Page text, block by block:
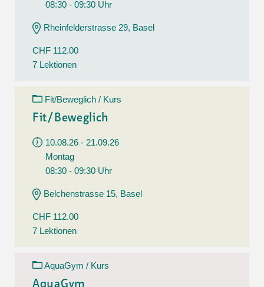
08:30 - 09:30 Uhr
Rheinfelderstrasse 29, Basel
CHF 112.00
7 Lektionen
Fit/Beweglich / Kurs
Fit/Beweglich
10.08.26 - 21.09.26
Montag
08:30 - 09:30 Uhr
Belchenstrasse 15, Basel
CHF 112.00
7 Lektionen
AquaGym / Kurs
AquaGym